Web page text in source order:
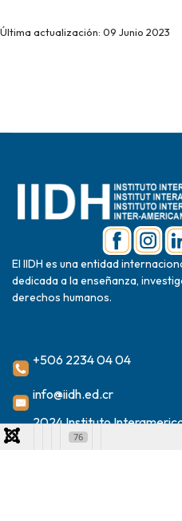
Última actualización: 09 Junio 2023
El IIDH es una entidad
dedicada a la enseñanza,
derechos humanos.
+506 2234 04 04
info@iidh.ed.cr
2024 Instituto
76